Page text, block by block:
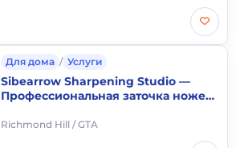
Для дома / Услуги
Sibearrow Sharpening Studio —
Профессиональная заточка ножей
Richmond Hill / GTA